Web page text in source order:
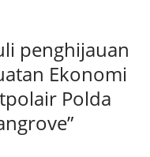
penghijauan
Ekonomi
Polda
”